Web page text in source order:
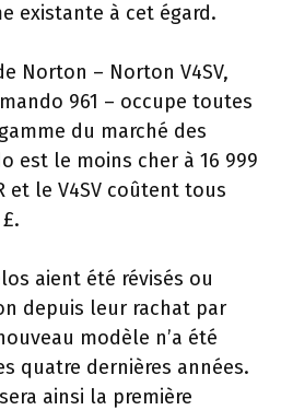
existante à cet égard.
Norton – Norton V4SV,
961 – occupe toutes
du marché des
est le moins cher à 16 999
et le V4SV coûtent tous
aient été révisés ou
depuis leur rachat par
modèle n’a été
quatre dernières années.
ainsi la première